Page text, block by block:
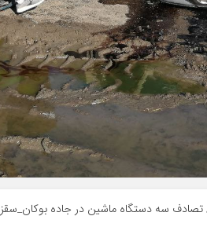
تصادف سه دستگاه ماشین در جاده بوکان_سقز